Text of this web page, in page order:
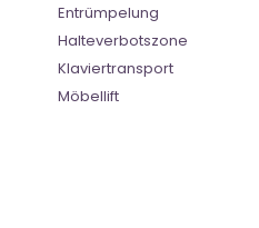
Entrümpelung
Halteverbotszone
Klaviertransport
Möbellift